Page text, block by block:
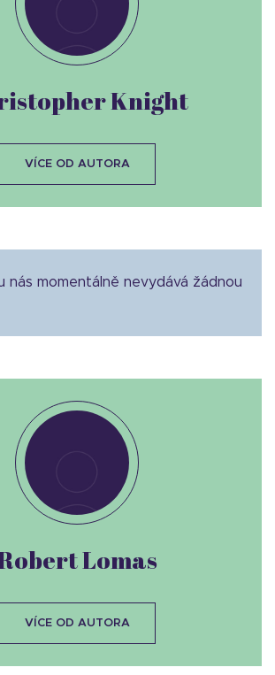
nás momentálně nevydává žádnou
Knight
VÍCE OD AUTORA
Lomas
VÍCE OD AUTORA